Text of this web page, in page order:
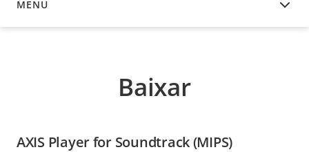
MENU
BAIXAR
Baixar
AXIS Player for Soundtrack (MIPS)